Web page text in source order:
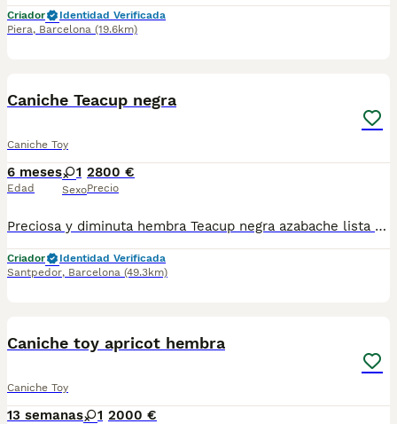
Criador
Identidad Verificada
Piera, Barcelona (19.6km)
Caniche Teacup negra
Caniche Toy
6 meses
Edad
1
Sexo
2800 €
Precio
Preciosa y diminuta hembra Teacup negra azabache lista para reserva . Centro Canino Vallbonica es mucho más que un centro de cría , es una familia comprometida con el bienestar animal y la cria responsable, por ello todos nuestros bebés nacen y se crían en nuestras instalaciones , asegurando así un correcto desarrollo y una magnífica socialización, consiguiendo en cada ejemplar un carácter juguetón y extrovertido algo primordial para su adaptación como un miembro más en tu familia . Se entregan con el carnet de vacunas con el plan correspondiente a su edad , desparasitados y microchip implantado y activado en registro de Anicom. Facilitamos junto al cachorro contrato de compra con garantías víricas de 15 días y congénitas de 1 año . Contamos con un gran equipo de profesionales entre los que se encuentran educadores, auxiliares y Veterinarios ofreciendo los controles sanitarios necesarios así como continua vigilancia asegurando su bienestar . Hacemos envíos a toda España con empresa de transporte privado, proporcionando un viaje confortable y ofreciendo las atenciones necesarias a nuestros bebés . Si estás interesado en alguno de nuestros ejemplares solicita información sin compromiso al 722269698 . También atendemos vía WhatsApp . PRECIO REAL ( incluye el IVA) . Núcleo zoológico B 230063
Criador
Identidad Verificada
Santpedor, Barcelona (49.3km)
Caniche toy apricot hembra
Caniche Toy
13 semanas 1 2000 €